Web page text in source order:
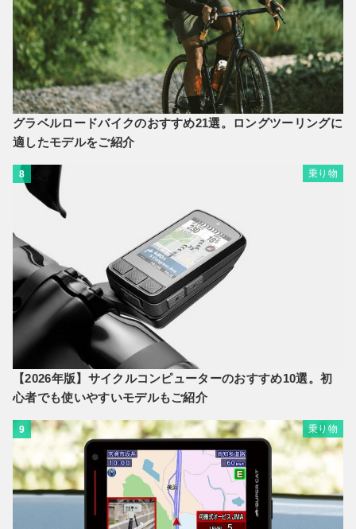
グラベルロードバイクのおすすめ21選。ロングツーリングに
適したモデルをご紹介
8 乗り物
【2026年版】サイクルコンピューターのおすすめ10選。初
心者でも使いやすいモデルもご紹介
9 乗り物